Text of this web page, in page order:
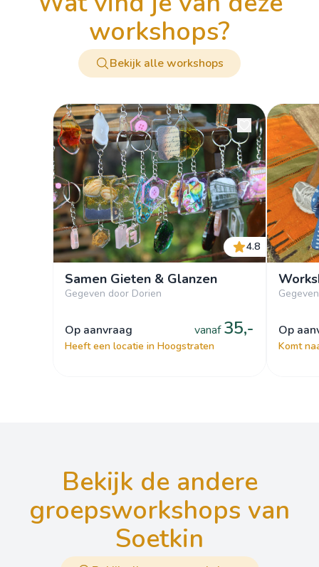
workshops?
Bekijk alle workshops
4.8
Samen Gieten & Glanzen
Gegeven door Dorien
op aanvraag vanaf 35,-
Heeft een locatie in Hoogstraten
op
Komt
bekijk de andere
groepsworkshops van
Soetkin